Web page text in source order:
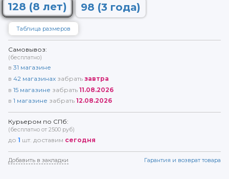
128 (8 лет) 98 (3 года)
Таблица размеров
Самовывоз:
(бесплатно)
в 31 магазине
в 42 магазинах забрать завтра
в 15 магазине забрать 11.08.2026
в 1 магазине забрать 12.08.2026
Курьером по СПб:
(бесплатно от 2500 руб)
до 1 шт. доставим сегодня
Добавить в закладки Гарантия и возврат товара